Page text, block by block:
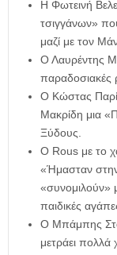
Η Φωτεινή
τσιγγάνων»
μαζί με τον
Ο Λαυρέντης
παραδοσιακές
Ο Κώστας
Μακρίδη μια
Ξύδους.
Ο Rous με το
«Ήμασταν στην
«συνομιλούν»
παιδικές
O Μπάμπης
μετράει πολλά